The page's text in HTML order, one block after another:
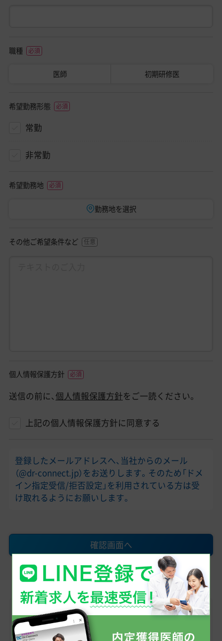
職種
医師 初期研修医
希望勤務形態
常勤
非常勤
希望勤務地
勤務地を選択
その他ご希望条件など
個人情報保護方針
送信の前に、個人情報保護方針をご一読ください。
上記の個人情報保護方針に同意する
登録したメールアドレスへ、当社からのメール
（@dr-connect.jp）をお送りします。そのため「ドメ
イン指定受信/拒否設定」を利用されている方は受
け取れるようにお願いします。
確認画面へ
LINEで無料転職相談
医師求人情報のお問い合わせから、転職への不安・